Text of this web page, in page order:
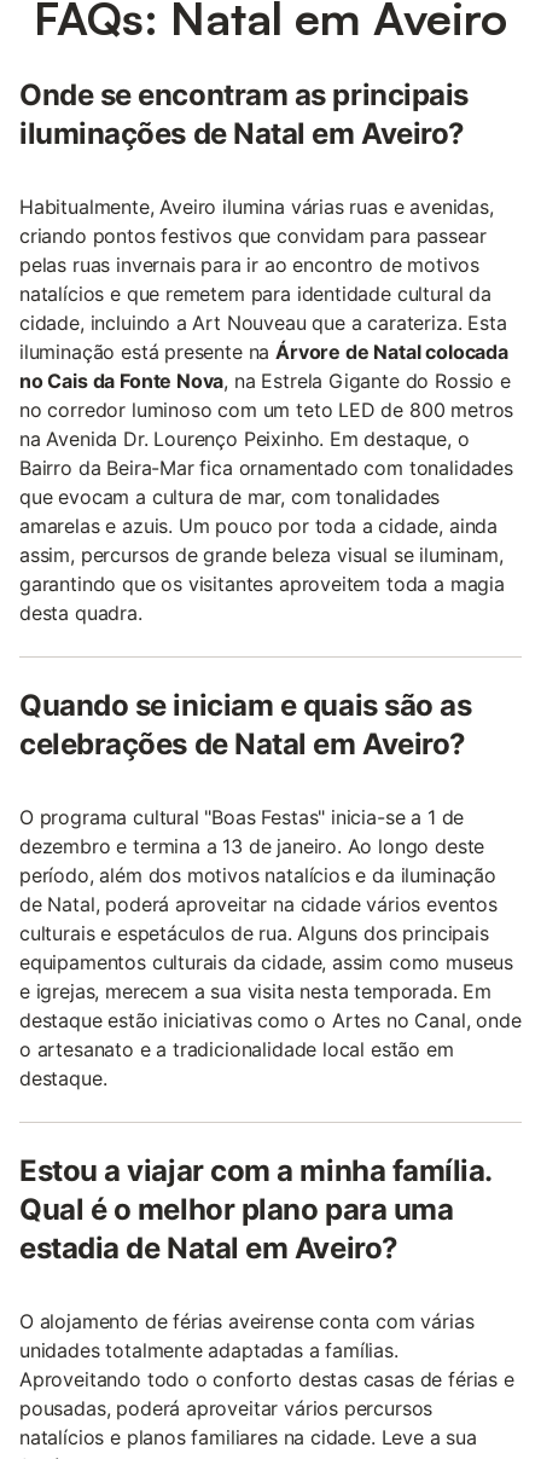
FAQs: Natal em Aveiro
Onde se encontram as principais
iluminações de Natal em Aveiro?
Habitualmente, Aveiro ilumina várias ruas e avenidas,
criando pontos festivos que convidam para passear
pelas ruas invernais para ir ao encontro de motivos
natalícios e que remetem para identidade cultural da
cidade, incluindo a Art Nouveau que a carateriza. Esta
iluminação está presente naÁrvore de Natal colocada
no Cais da Fonte Nova, na Estrela Gigante do Rossio e
no corredor luminoso com um teto LED de 800 metros
na Avenida Dr. Lourenço Peixinho. Em destaque, o
Bairro da Beira-Mar fica ornamentado com tonalidades
que evocam a cultura de mar, com tonalidades
amarelas e azuis. Um pouco por toda a cidade, ainda
assim, percursos de grande beleza visual se iluminam,
garantindo que os visitantes aproveitem toda a magia
desta quadra.
Quando se iniciam e quais são as
celebrações de Natal em Aveiro?
O programa cultural "Boas Festas" inicia-se a 1 de
dezembro e termina a 13 de janeiro. Ao longo deste
período, além dos motivos natalícios e da iluminação
de Natal, poderá aproveitar na cidade vários eventos
culturais e espetáculos de rua. Alguns dos principais
equipamentos culturais da cidade, assim como museus
e igrejas, merecem a sua visita nesta temporada. Em
destaque estão iniciativas como o Artes no Canal, onde
o artesanato e a tradicionalidade local estão em
destaque.
Estou a viajar com a minha família.
Qual é o melhor plano para uma
estadia de Natal em Aveiro?
O alojamento de férias aveirense conta com várias
unidades totalmente adaptadas a famílias.
Aproveitando todo o conforto destas casas de férias e
pousadas, poderá aproveitar vários percursos
natalícios e planos familiares na cidade. Leve a sua